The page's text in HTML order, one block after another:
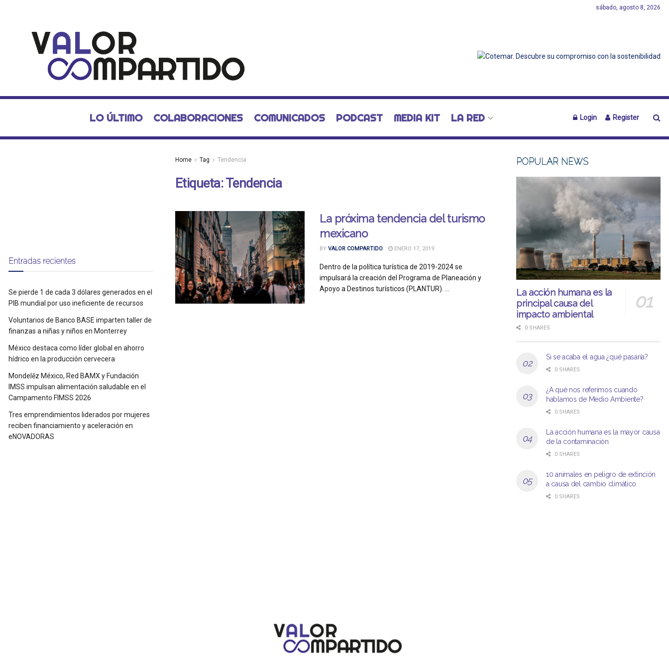
sábado, agosto 8, 2026
LO ÚLTIMO COLABORACIONES COMUNICADOS PODCAST MEDIA KIT LA RED Login Register
Home Tag Tendencia
Etiqueta:Tendencia
La próxima tendencia del turismo
mexicano
BY VALOR COMPARTIDO ENERO 17, 2019
Dentro de la política turística de 2019-2024 se
impulsará la creación del Programa de Planeación y
Apoyo a Destinos turísticos (PLANTUR). ...
Entradas recientes
Se pierde 1 de cada 3 dólares generados en el
PIB mundial por uso ineficiente de recursos
Voluntarios de Banco BASE imparten taller de
finanzas a niñas y niños en Monterrey
México destaca como líder global en ahorro
hídrico en la producción cervecera
Mondelēz México, Red BAMX y Fundación
IMSS impulsan alimentación saludable en el
Campamento FIMSS 2026
Tres emprendimientos liderados por mujeres
reciben financiamiento y aceleración en
eNOVADORAS
POPULAR NEWS
La acción humana es la
principal causa del
impacto ambiental
0 SHARES
Si se acaba el agua ¿qué pasaría?
0 SHARES
¿A qué nos referimos cuando
hablamos de Medio Ambiente?
0 SHARES
La acción humana es la mayor causa
de la contaminación
0 SHARES
10 animales en peligro de extinción
a causa del cambio climático
0 SHARES